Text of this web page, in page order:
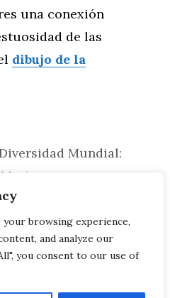
your browsing experience,
and analyze our
you consent to our use of
una conexión
de las
dibujo de la
Mundial:
por
Postales: Un Viaje a